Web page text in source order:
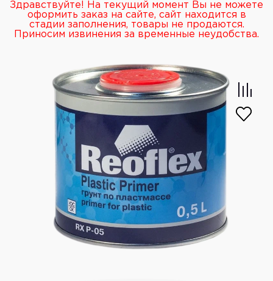
Здравствуйте! На текущий момент Вы не можете
оформить заказ на сайте, сайт находится в
стадии заполнения, товары не продаются.
Приносим извинения за временные неудобства.